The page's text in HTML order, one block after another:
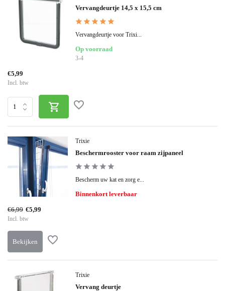
Trixie
Vervang deurtje
Trixie
Beschermrooster voor raam zijpaneel
Bescherm uw kat en zorg e...
Binnenkort leverbaar
€6,99 €5,99
Incl. btw
Bekijken
Vervangdeurtje 14,5 x 15,5 cm
Vervangdeurtje voor Trixi...
Op voorraad
3-4
€5,99
Incl. btw